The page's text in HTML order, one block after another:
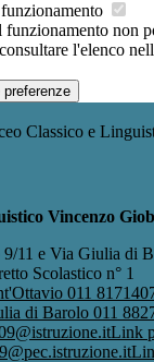
non
l'elenco
Classico e
Vincenzo
9/11 e Via Giulia di
Scolastico n° 1
011
di Barolo 011
Link